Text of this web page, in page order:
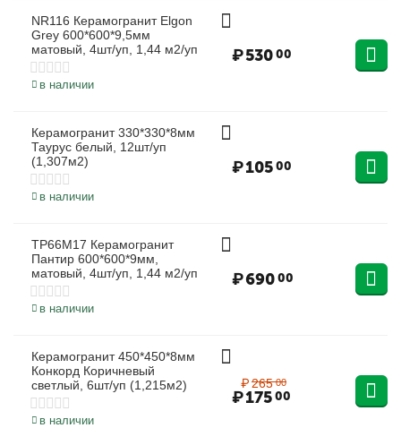
NR116 Керамогранит Elgon
Grey 600*600*9,5мм
матовый, 4шт/уп, 1,44 м2/уп
в наличии
₽53000
Керамогранит 330*330*8мм
Таурус белый, 12шт/уп
(1,307м2)
в наличии
₽10500
TP66M17 Керамогранит
Пантир 600*600*9мм,
матовый, 4шт/уп, 1,44 м2/уп
в наличии
₽69000
34%
Керамогранит 450*450*8мм
Конкорд Коричневый
светлый, 6шт/уп (1,215м2)
в наличии
₽265 00
₽17500